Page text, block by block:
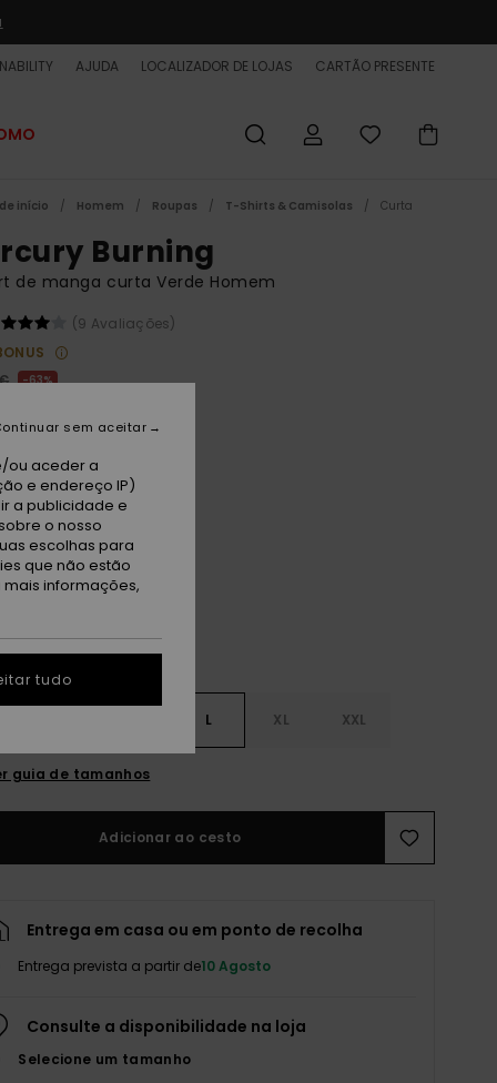
AJUDA LOCALIZADOR DE LOJAS CARTÃO PRESENTE
início Homem Roupas T-Shirts & Camisolas Curta
Burning
de manga curta Verde Homem
(9 Avaliações)
63%
PROMO 25% EXTRA
Gecko
L XL XXL
guia de tamanhos
Adicionar ao cesto
Entrega em casa ou em ponto de recolha
Entrega prevista a partir de10 Agosto
Consulte a disponibilidade na loja
Selecione um tamanho
ou aceder a
e endereço IP)
a publicidade e
o nosso
escolhas para
que não estão
informações,
sem aceitar
tudo